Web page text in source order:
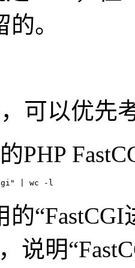
。
可以优先
PHP
| wc -l
说明